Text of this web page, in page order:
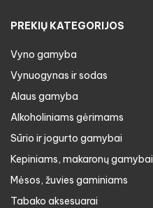
PREKIŲ KATEGORIJOS
Vyno gamyba
Vynuogynas ir sodas
Alaus gamyba
Alkoholiniams gėrimams
Sūrio ir jogurto gamybai
Kepiniams, makaronų gamybai
Mėsos, žuvies gaminiams
Tabako aksesuarai